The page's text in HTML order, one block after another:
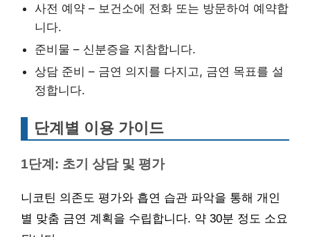
사전 예약 – 보건소에 전화 또는 방문하여 예약합
니다.
준비물 – 신분증을 지참합니다.
상담 준비 – 금연 의지를 다지고, 금연 목표를 설
정합니다.
단계별 이용 가이드
1단계: 초기 상담 및 평가
니코틴 의존도 평가와 흡연 습관 파악을 통해 개인
별 맞춤 금연 계획을 수립합니다. 약 30분 정도 소요